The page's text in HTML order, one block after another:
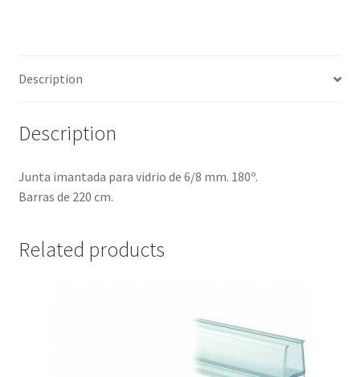
Description
Description
Junta imantada para vidrio de 6/8 mm. 180º.
Barras de 220 cm.
Related products